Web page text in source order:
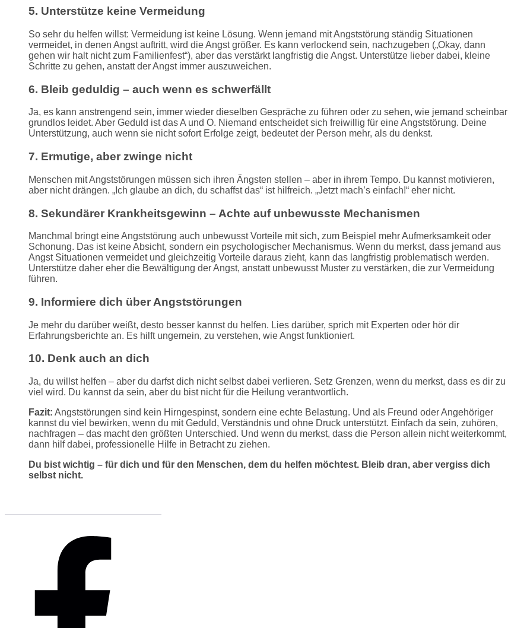
5. Unterstütze keine Vermeidung
So sehr du helfen willst: Vermeidung ist keine Lösung. Wenn jemand mit Angststörung ständig Situationen
vermeidet, in denen Angst auftritt, wird die Angst größer. Es kann verlockend sein, nachzugeben („Okay, dann
gehen wir halt nicht zum Familienfest“), aber das verstärkt langfristig die Angst. Unterstütze lieber dabei, kleine
Schritte zu gehen, anstatt der Angst immer auszuweichen.
6. Bleib geduldig – auch wenn es schwerfällt
Ja, es kann anstrengend sein, immer wieder dieselben Gespräche zu führen oder zu sehen, wie jemand scheinbar
grundlos leidet. Aber Geduld ist das A und O. Niemand entscheidet sich freiwillig für eine Angststörung. Deine
Unterstützung, auch wenn sie nicht sofort Erfolge zeigt, bedeutet der Person mehr, als du denkst.
7. Ermutige, aber zwinge nicht
Menschen mit Angststörungen müssen sich ihren Ängsten stellen – aber in ihrem Tempo. Du kannst motivieren,
aber nicht drängen. „Ich glaube an dich, du schaffst das“ ist hilfreich. „Jetzt mach’s einfach!“ eher nicht.
8. Sekundärer Krankheitsgewinn – Achte auf unbewusste Mechanismen
Manchmal bringt eine Angststörung auch unbewusst Vorteile mit sich, zum Beispiel mehr Aufmerksamkeit oder
Schonung. Das ist keine Absicht, sondern ein psychologischer Mechanismus. Wenn du merkst, dass jemand aus
Angst Situationen vermeidet und gleichzeitig Vorteile daraus zieht, kann das langfristig problematisch werden.
Unterstütze daher eher die Bewältigung der Angst, anstatt unbewusst Muster zu verstärken, die zur Vermeidung
führen.
9. Informiere dich über Angststörungen
Je mehr du darüber weißt, desto besser kannst du helfen. Lies darüber, sprich mit Experten oder hör dir
Erfahrungsberichte an. Es hilft ungemein, zu verstehen, wie Angst funktioniert.
10. Denk auch an dich
Ja, du willst helfen – aber du darfst dich nicht selbst dabei verlieren. Setz Grenzen, wenn du merkst, dass es dir zu
viel wird. Du kannst da sein, aber du bist nicht für die Heilung verantwortlich.
Fazit: Angststörungen sind kein Hirngespinst, sondern eine echte Belastung. Und als Freund oder Angehöriger
kannst du viel bewirken, wenn du mit Geduld, Verständnis und ohne Druck unterstützt. Einfach da sein, zuhören,
nachfragen – das macht den größten Unterschied. Und wenn du merkst, dass die Person allein nicht weiterkommt,
dann hilf dabei, professionelle Hilfe in Betracht zu ziehen.
Du bist wichtig – für dich und für den Menschen, dem du helfen möchtest. Bleib dran, aber vergiss dich
selbst nicht.